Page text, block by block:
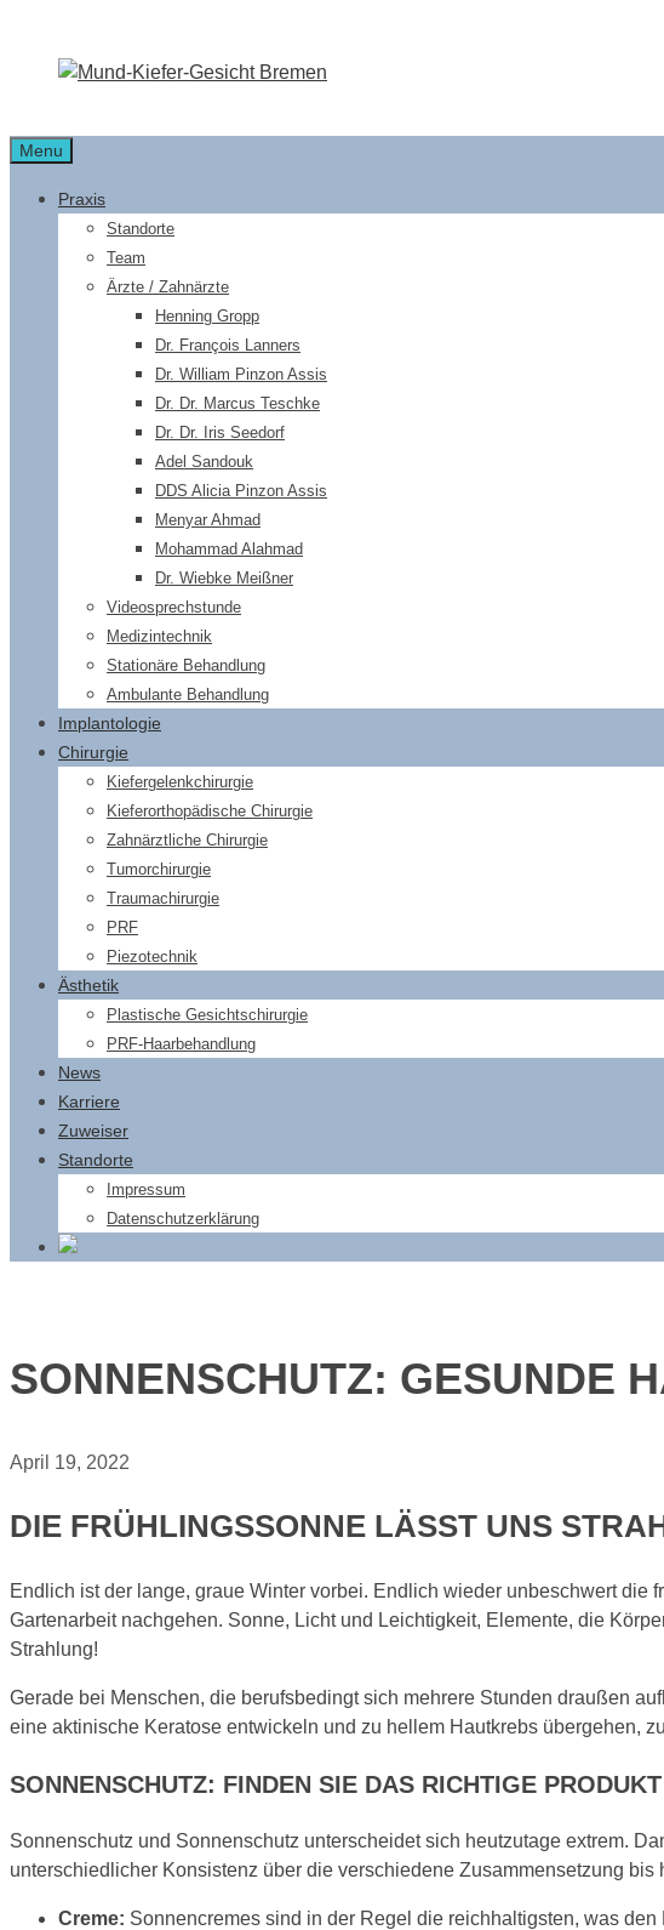
springen
Menu
Praxis
Standorte
Team
Ärzte / Zahnärzte
Henning Gropp
Dr. François Lanners
Dr. William Pinzon Assis
Dr. Dr. Marcus Teschke
Dr. Dr. Iris Seedorf
Adel Sandouk
DDS Alicia Pinzon Assis
Menyar Ahmad
Mohammad Alahmad
Dr. Wiebke Meißner
Videosprechstunde
Medizintechnik
Stationäre Behandlung
Ambulante Behandlung
Implantologie
Chirurgie
Kiefergelenkchirurgie
Kieferorthopädische Chirurgie
Zahnärztliche Chirurgie
Tumorchirurgie
Traumachirurgie
PRF
Piezotechnik
Ästhetik
Plastische Gesichtschirurgie
PRF-Haarbehandlung
News
Karriere
Zuweiser
Standorte
Impressum
Datenschutzerklärung
SONNENSCHUTZ: GESUNDE
April 19, 2022
DIE FRÜHLINGSSONNE LÄSST UNS
Endlich ist der lange, graue Winter vorbei. Endlich wieder unbeschwert
Gartenarbeit nachgehen. Sonne, Licht und Leichtigkeit, Elemente, die
Strahlung!
Gerade bei Menschen, die berufsbedingt sich mehrere Stunden draußen
eine aktinische Keratose entwickeln und zu hellem Hautkrebs übergehen,
SONNENSCHUTZ: FINDEN SIE DAS RICHTIGE
Sonnenschutz und Sonnenschutz unterscheidet sich heutzutage extrem.
unterschiedlicher Konsistenz über die verschiedene Zusammensetzung bis
Creme: Sonnencremes sind in der Regel die reichhaltigsten, was